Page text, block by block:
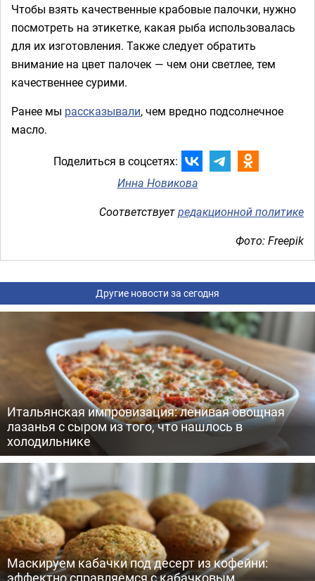
Чтобы взять качественные крабовые палочки, нужно
посмотреть на этикетке, какая рыба использовалась
для их изготовления. Также следует обратить
внимание на цвет палочек — чем они светлее, тем
качественнее сурими.
Ранее мы рассказывали, чем вредно подсолнечное
масло.
Поделиться в соцсетях:
Инна Новикова
Соответствуетредакционной политике
Фото: Freepik
Другие новости за сегодня
Итальянская импровизация: ленивая овощная
лазанья с сыром из того, что нашлось в
холодильнике
Маскируем кабачки под десерт из кофейни:
эффектно справляемся с кабачковым